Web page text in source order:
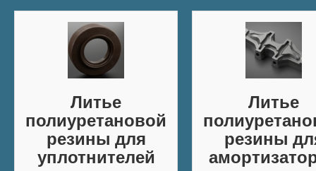
Литье
полиуретановой
резины для
уплотнителей
Литье
резины